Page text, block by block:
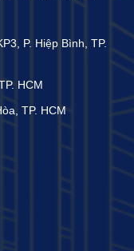
P. Hiệp Bình, TP.
HCM
TP. HCM